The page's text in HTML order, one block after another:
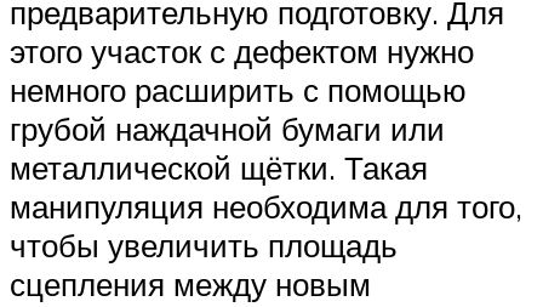
предварительную подготовку. Для
этого участок с дефектом нужно
немного расширить с помощью
грубой наждачной бумаги или
металлической щётки. Такая
манипуляция необходима для того,
чтобы увеличить площадь
сцепления между новым